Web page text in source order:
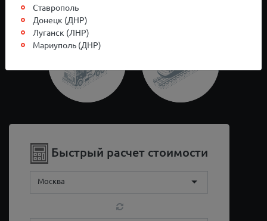
Быстрый расчет стоимости
Москва
Ставрополь
Донецк (ДНР)
Луганск (ЛНР)
Мариуполь (ДНР)